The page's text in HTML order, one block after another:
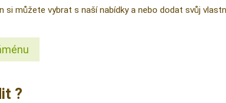
můžete vybrat s naší nabídky a nebo dodat svůj
?